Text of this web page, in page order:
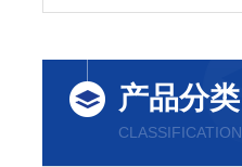
产品分类
CLASSIFICATION